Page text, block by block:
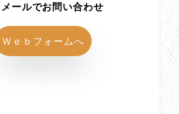
メールでお問い合わせ
Ｗｅｂフォームへ